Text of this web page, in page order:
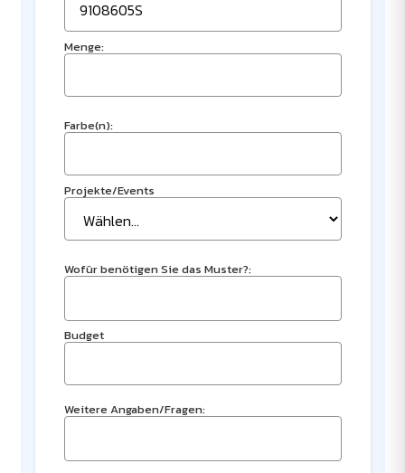
Menge:
Farbe(n):
Projekte/Events
Wofür benötigen Sie das Muster?:
Budget
Weitere Angaben/Fragen: